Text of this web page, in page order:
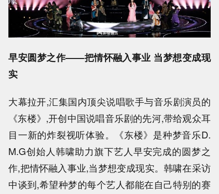
早安圆梦之作——把情怀融入事业 当梦想变成现
实
大幕拉开,汇集国内顶尖说唱歌手与音乐剧演员的
《东楼》,开创中国说唱音乐剧的先河,带给观众耳
目一新的炸裂视听体验。《东楼》是种梦音乐D.
M.G创始人韩啸助力旗下艺人早安完成的圆梦之
作,把情怀融入事业,当梦想变成现实。韩啸在采访
中谈到,希望种梦的每个艺人都能在自己特别的赛